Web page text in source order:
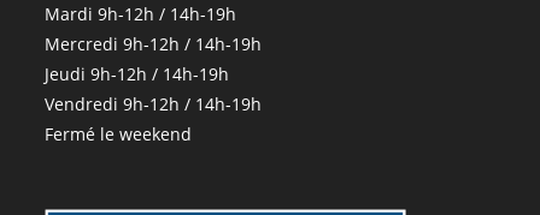
Mardi 9h-12h / 14h-19h
Mercredi 9h-12h / 14h-19h
Jeudi 9h-12h / 14h-19h
Vendredi 9h-12h / 14h-19h
Fermé le weekend